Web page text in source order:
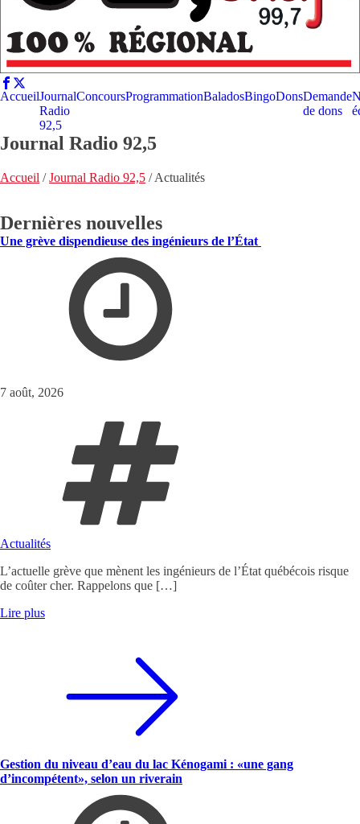
AccueilJournal
Radio
92,5
ConcoursProgrammationBaladosBingoDonsDemande
de dons
Journal Radio 92,5
Accueil /Journal Radio 92,5 /Actualités
Dernières nouvelles
Une grève dispendieuse des ingénieurs de l’État
7 août, 2026
Actualités
L’actuelle grève que mènent les ingénieurs de l’État québécois risque
de coûter cher. Rappelons que […]
Lire plus
Gestion du niveau d’eau du lac Kénogami : «une gang
d’incompétent», selon un riverain